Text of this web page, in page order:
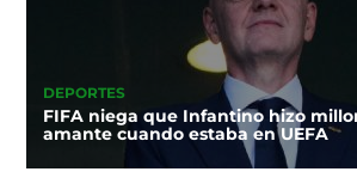
DEPORTES
FIFA niega que Infantino hizo
amante cuando estaba en UEFA